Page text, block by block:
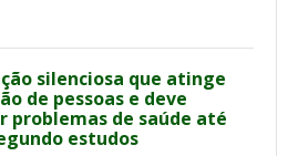
silenciosa que atinge
de pessoas e deve
problemas de saúde até
estudos